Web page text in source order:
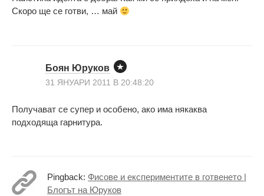
Скоро ще се готви, … май
Боян Юруков
31 ЯНУАРИ 2011 В 20:48:20
Получават се супер и особено, ако има някаква
подходяща гарнитура.
Pingback: Фисове и експериментите в готвенето |
Блогът на Юруков